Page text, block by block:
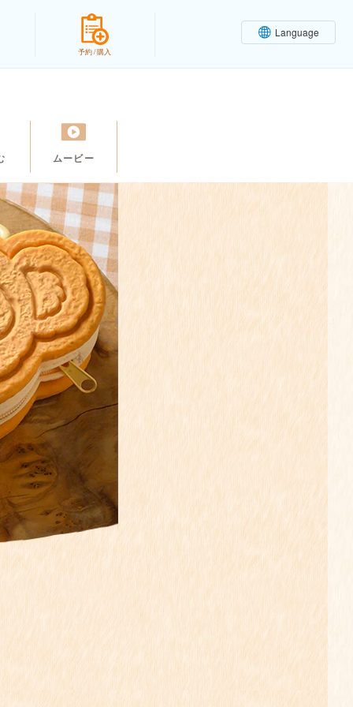
Language
予約 / 購入
ムービー